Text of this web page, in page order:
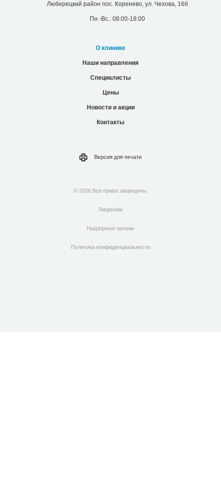
Люберецкий район пос. Коренево, ул. Чехова, 16б
Пн.-Вс.: 08:00-18:00
О клинике
Наши направления
Специалисты
Цены
Новости и акции
Контакты
Версия для печати
© 2026 Все права защищены.
Лицензии
Надзорные органы
Политика конфиденциальности